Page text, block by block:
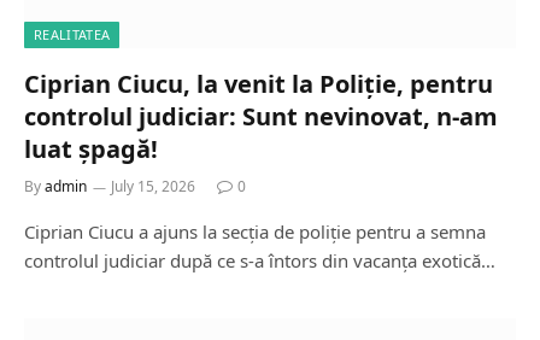
REALITATEA
Ciprian Ciucu, la venit la Poliție, pentru
controlul judiciar: Sunt nevinovat, n-am
luat șpagă!
Byadmin July 15, 2026 0
Ciprian Ciucu a ajuns la secția de poliție pentru a semna
controlul judiciar după ce s-a întors din vacanța exotică…